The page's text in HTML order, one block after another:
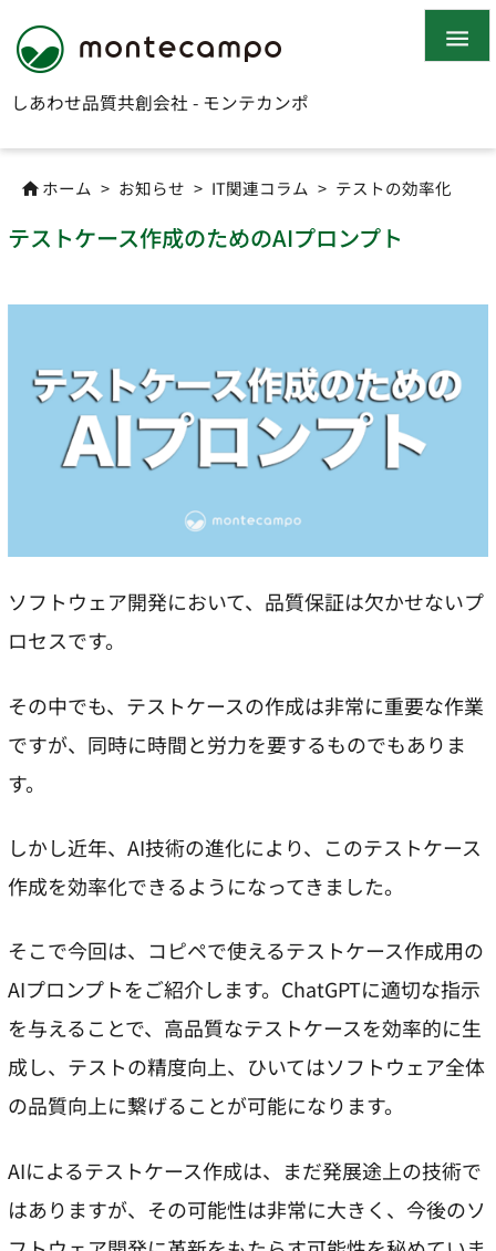
しあわせ品質共創会社 - モンテカンポ

 ホーム > お知らせ > IT関連コラム > テストの効率化
テストケース作成のためのAIプロンプト
ソフトウェア開発において、品質保証は欠かせないプ
ロセスです。
その中でも、テストケースの作成は非常に重要な作業
ですが、同時に時間と労力を要するものでもありま
す。
しかし近年、AI技術の進化により、このテストケース
作成を効率化できるようになってきました。
そこで今回は、コピペで使えるテストケース作成用の
AIプロンプトをご紹介します。ChatGPTに適切な指示
を与えることで、高品質なテストケースを効率的に生
成し、テストの精度向上、ひいてはソフトウェア全体
の品質向上に繋げることが可能になります。
AIによるテストケース作成は、まだ発展途上の技術で
はありますが、その可能性は非常に大きく、今後のソ